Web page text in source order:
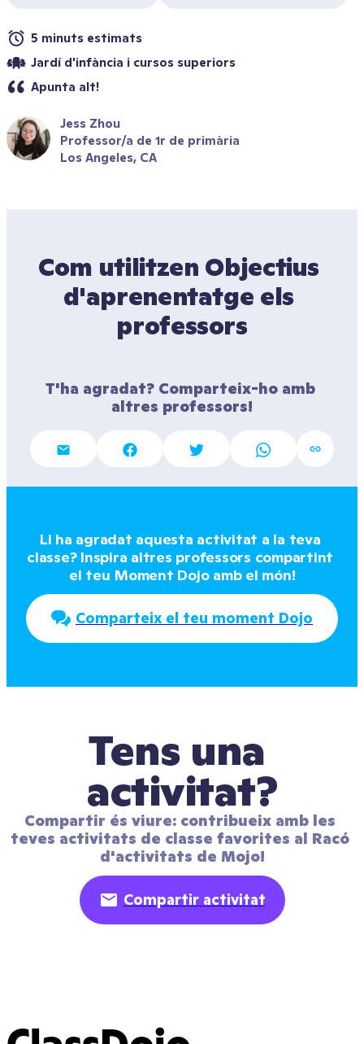
5 minuts estimats
Jardí d'infància i cursos superiors
Apunta alt!
Jess Zhou
Professor/a de 1r de primària
Los Angeles, CA
Com utilitzen Objectius
d'aprenentatge els
professors
T'ha agradat? Comparteix-ho amb
altres professors!
Li ha agradat aquesta activitat a la teva
classe? Inspira altres professors compartint
el teu Moment Dojo amb el món!
Comparteix el teu moment Dojo
Tens una
activitat?
Compartir és viure: contribueix amb les
teves activitats de classe favorites al Racó
d'activitats de Mojo!
Compartir activitat